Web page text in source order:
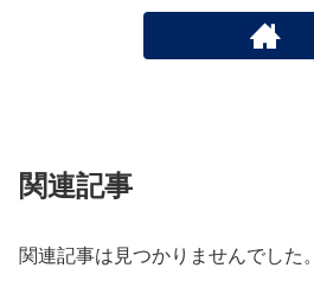
関連記事
関連記事は見つかりませんでした。